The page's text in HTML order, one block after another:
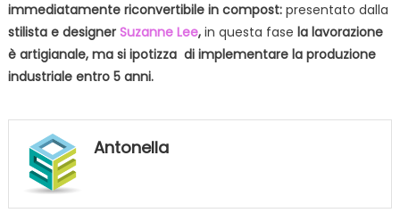
immediatamente riconvertibile in compost: presentato dalla
stilista e designer Suzanne Lee, in questa fase la lavorazione
è artigianale, ma si ipotizza di implementare la produzione
industriale entro 5 anni.
Antonella